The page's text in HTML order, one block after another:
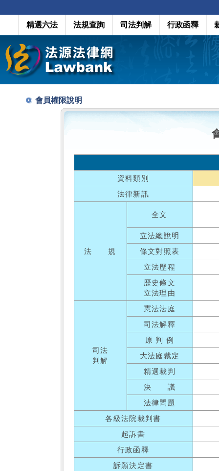
精選六法 法規查詢 司法判解 行政函釋
會員權限說明
資料類別
法律新訊
法 規
全文
立法總說明
條文對照表
立法歷程
歷史條文
立法理由
司法
判解
憲法法庭
司法解釋
原 判 例
大法庭裁定
精選裁判
決 議
法律問題
各級法院裁判書
起訴書
行政函釋
訴願決定書